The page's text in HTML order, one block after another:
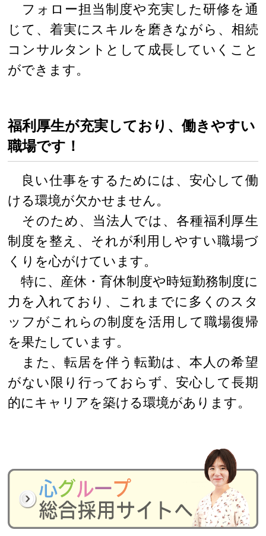
フォロー担当制度や充実した研修を通
じて、着実にスキルを磨きながら、相続
コンサルタントとして成長していくこと
ができます。
福利厚生が充実しており、働きやすい
職場です！
良い仕事をするためには、安心して働
ける環境が欠かせません。
そのため、当法人では、各種福利厚生
制度を整え、それが利用しやすい職場づ
くりを心がけています。
特に、産休・育休制度や時短勤務制度に
力を入れており、これまでに多くのスタ
ッフがこれらの制度を活用して職場復帰
を果たしています。
また、転居を伴う転勤は、本人の希望
がない限り行っておらず、安心して長期
的にキャリアを築ける環境があります。